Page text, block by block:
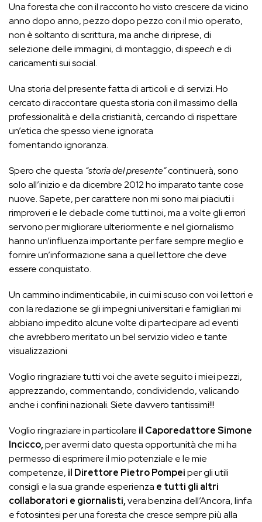
Una foresta che con il racconto ho visto crescere da vicino
anno dopo anno, pezzo dopo pezzo con il mio operato,
non è soltanto di scrittura, ma anche di riprese, di
selezione delle immagini, di montaggio, dispeech e di
caricamenti sui social.
Una storia del presente fatta di articoli e di servizi. Ho
cercato di raccontare questa storia con il massimo della
professionalità e della cristianità, cercando di rispettare
un’etica che spesso viene ignorata
fomentando ignoranza.
Spero che questa “storia del presente”continuerà, sono
solo all’inizio e da dicembre 2012 ho imparato tante cose
nuove. Sapete, per carattere non mi sono mai piaciuti i
rimproveri e le debacle come tutti noi, ma a volte gli errori
servono per migliorare ulteriormente e nel giornalismo
hanno un’influenza importante per fare sempre meglio e
fornire un’informazione sana a quel lettore che deve
essere conquistato.
Un cammino indimenticabile, in cui mi scuso con voi lettori e
con la redazione se gli impegni universitari e famigliari mi
abbiano impedito alcune volte di partecipare ad eventi
che avrebbero meritato un bel servizio video e tante
visualizzazioni
Voglio ringraziare tutti voi che avete seguito i miei pezzi,
apprezzando, commentando, condividendo, valicando
anche i confini nazionali. Siete davvero tantissimi!!!
Voglio ringraziare in particolare il Caporedattore Simone
Incicco,per avermi dato questa opportunità che mi ha
permesso di esprimere il mio potenziale e le mie
competenze, il Direttore Pietro Pompeiper gli utili
consigli e la sua grande esperienza e tutti gli altri
collaboratori e giornalisti,vera benzina dell’Ancora, linfa
e fotosintesi per una foresta che cresce sempre più alla